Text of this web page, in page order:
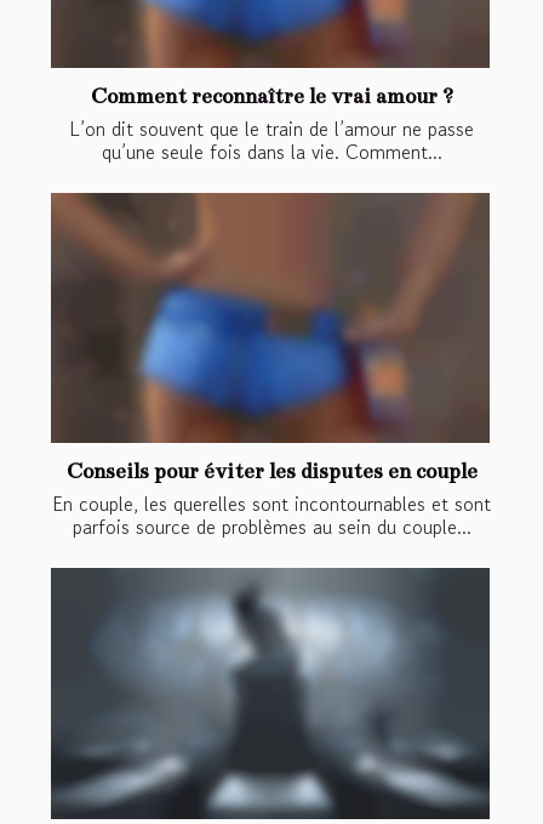
Comment reconnaître le vrai amour ?
L’on dit souvent que le train de l’amour ne passe
qu’une seule fois dans la vie. Comment...
Conseils pour éviter les disputes en couple
En couple, les querelles sont incontournables et sont
parfois source de problèmes au sein du couple...